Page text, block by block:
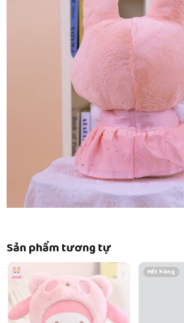
Sản phẩm tương tự
Hết hàng